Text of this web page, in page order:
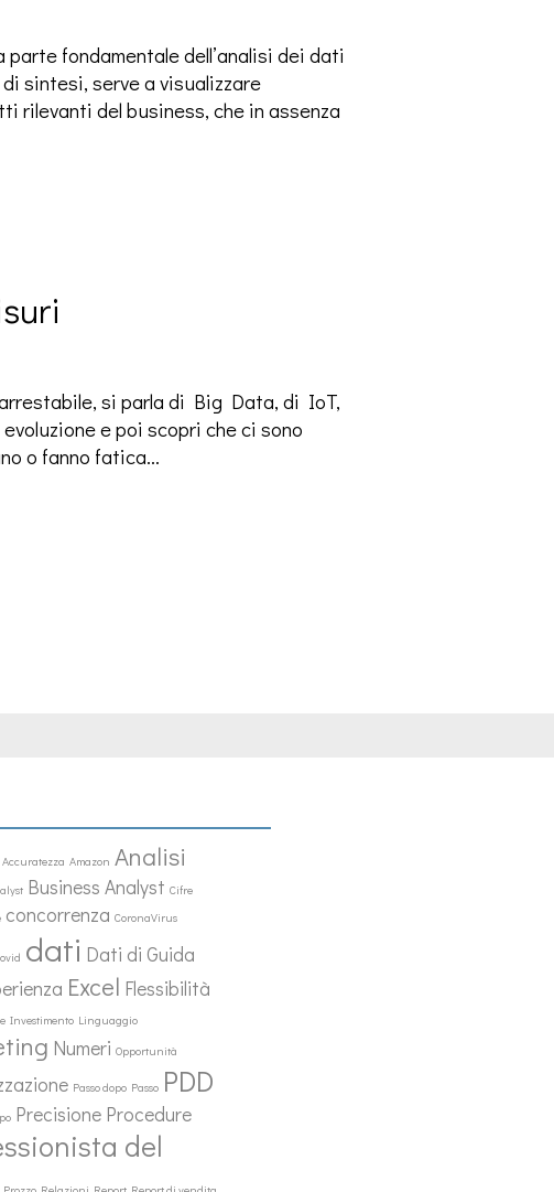
parte fondamentale dell’analisi dei dati
sintesi, serve a visualizzare
rilevanti del business, che in assenza
si parla di Big Data, di IoT,
e poi scopri che ci sono
o fanno fatica…
Accuratezza Amazon Analisi
Business Analyst Cifre
concorrenza CoronaVirus
dati Dati di Guida
Excel Flessibilità
Investimento Linguaggio
Numeri Opportunità
Passo dopo Passo PDD
Precisione Procedure
del